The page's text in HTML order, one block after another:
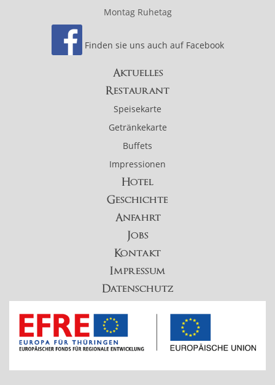
Montag Ruhetag
Finden sie uns auch auf Facebook
Aktuelles
Restaurant
Speisekarte
Getränkekarte
Buffets
Impressionen
Hotel
Geschichte
Anfahrt
Jobs
Kontakt
Impressum
Datenschutz